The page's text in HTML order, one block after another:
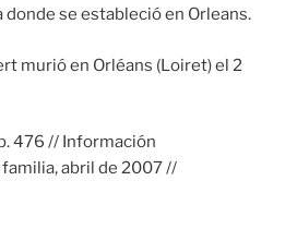
donde se estableció en Orleans.
murió en Orléans (Loiret) el 2
476 // Información
abril de 2007 //